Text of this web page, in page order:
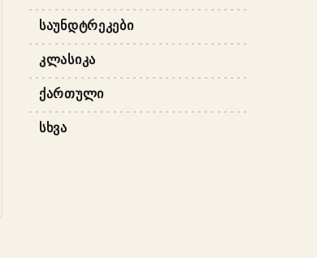
ᲡᲐᲣᲜᲓᲢᲠᲔᲙᲔᲑᲘ
ᲙᲚᲐᲡᲘᲙᲐ
ᲥᲐᲠᲗᲣᲚᲘ
ᲡᲮᲕᲐ